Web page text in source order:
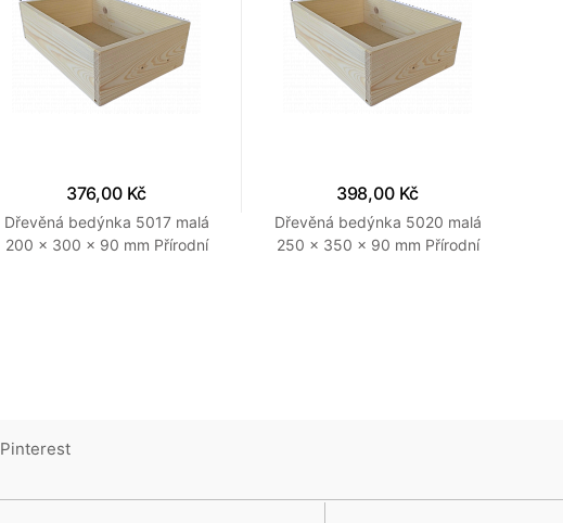
376,00 Kč
Dřevěná bedýnka 5017 malá
200 x 300 x 90 mm Přírodní
398,00 Kč
Dřevěná bedýnka 5020 malá
250 x 350 x 90 mm Přírodní
Pinterest